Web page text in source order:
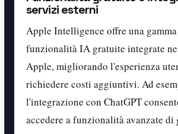
servizi esterni
Apple Intelligence offre una
funzionalità IA gratuite integrate
Apple, migliorando l'esperienza
richiedere costi aggiuntivi. Ad
l'integrazione con ChatGPT
accedere a funzionalità avanzate di